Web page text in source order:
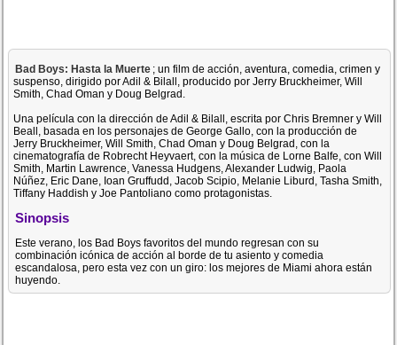
Bad Boys: Hasta la Muerte ; un film de acción, aventura, comedia, crimen y
suspenso, dirigido por Adil & Bilall, producido por Jerry Bruckheimer, Will
Smith, Chad Oman y Doug Belgrad.
Una película con la dirección de Adil & Bilall, escrita por Chris Bremner y Will
Beall, basada en los personajes de George Gallo, con la producción de
Jerry Bruckheimer, Will Smith, Chad Oman y Doug Belgrad, con la
cinematografía de Robrecht Heyvaert, con la música de Lorne Balfe, con Will
Smith, Martin Lawrence, Vanessa Hudgens, Alexander Ludwig, Paola
Núñez, Eric Dane, Ioan Gruffudd, Jacob Scipio, Melanie Liburd, Tasha Smith,
Tiffany Haddish y Joe Pantoliano como protagonistas.
Sinopsis
Este verano, los Bad Boys favoritos del mundo regresan con su
combinación icónica de acción al borde de tu asiento y comedia
escandalosa, pero esta vez con un giro: los mejores de Miami ahora están
huyendo.